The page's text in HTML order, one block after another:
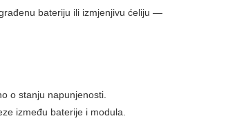
bateriju ili izmjenjivu ćeliju —
o stanju napunjenosti.
između baterije i modula.